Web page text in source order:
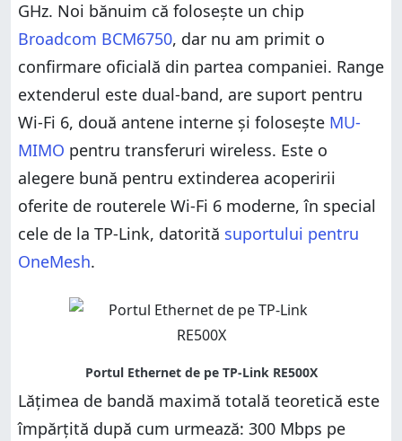
GHz. Noi bănuim că folosește un chip
Broadcom BCM6750, dar nu am primit o
confirmare oficială din partea companiei. Range
extenderul este dual-band, are suport pentru
Wi-Fi 6, două antene interne și folosește MU-
MIMO pentru transferuri wireless. Este o
alegere bună pentru extinderea acoperirii
oferite de routerele Wi-Fi 6 moderne, în special
cele de la TP-Link, datorită suportului pentru
OneMesh.
Lățimea de bandă maximă totală teoretică este
împărțită după cum urmează: 300 Mbps pe